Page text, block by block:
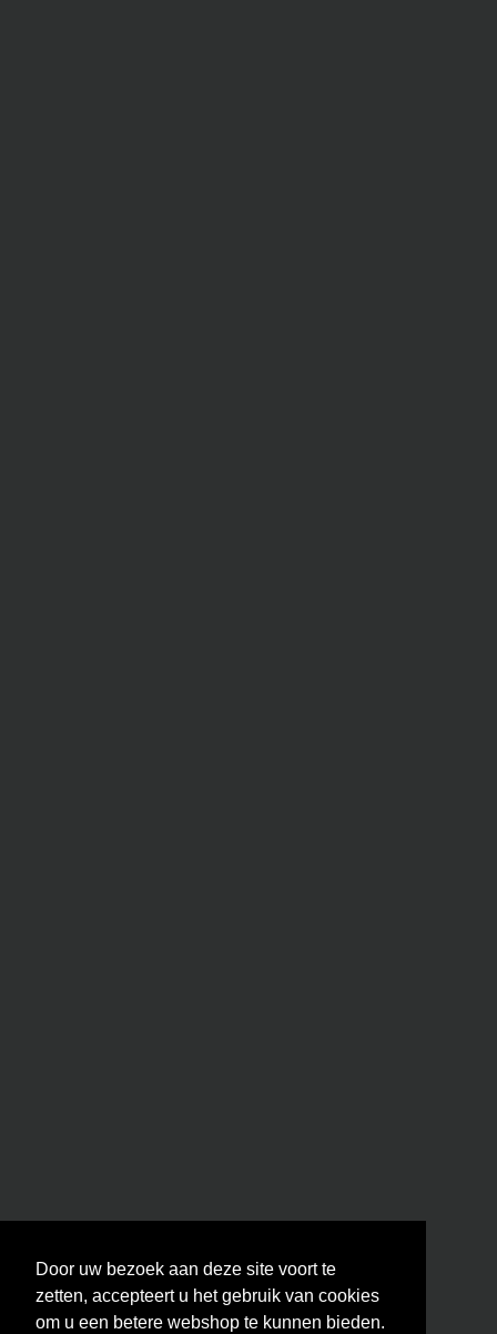
Door uw bezoek aan deze site voort te
zetten, accepteert u het gebruik van cookies
om u een betere webshop te kunnen bieden.